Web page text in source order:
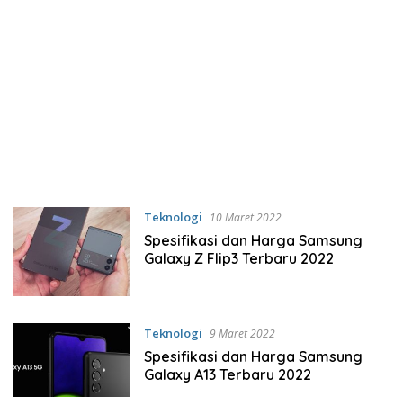
Teknologi 10 Maret 2022
Spesifikasi dan Harga Samsung
Galaxy Z Flip3 Terbaru 2022
Teknologi 9 Maret 2022
Spesifikasi dan Harga Samsung
Galaxy A13 Terbaru 2022